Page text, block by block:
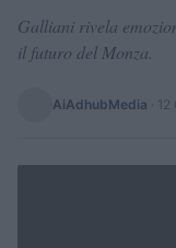
Galliani rivela
il futuro del Monza.
AiAdhubMedia 12